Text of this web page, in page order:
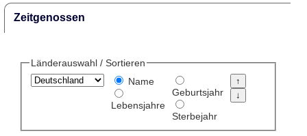
Zeitgenossen
Länderauswahl / Sortieren
Name
Lebensjahre
Geburtsjahr
Sterbejahr